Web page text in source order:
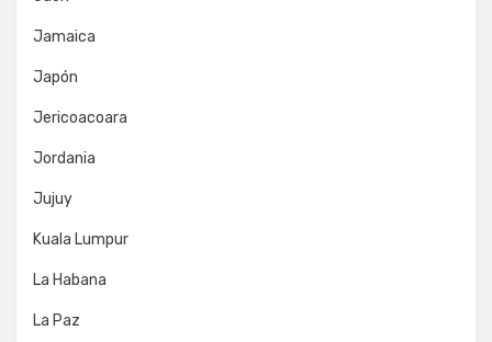
Jamaica
Japón
Jericoacoara
Jordania
Jujuy
Kuala Lumpur
La Habana
La Paz